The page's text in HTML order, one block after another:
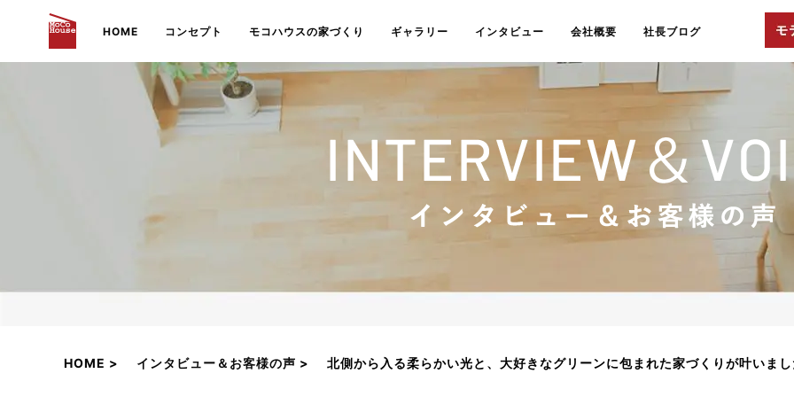
HOME コンセプト モコハウスの家づくり ギャラリー インタビュー 会社概要 社長ブログ
HOME インタビュー＆お客様の声 北側から入る柔らかい光と、大好きなグリーンに包まれた家づくりが叶いま